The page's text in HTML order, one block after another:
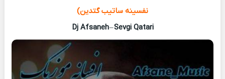
نفسینه ساتیب گتدین)
Dj Afsaneh–Sevgi Qatari